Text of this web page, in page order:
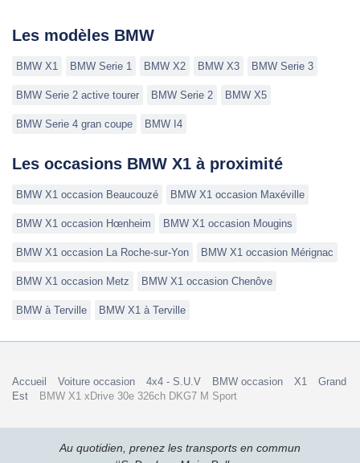
Les modèles BMW
BMW X1 BMW Serie 1 BMW X2 BMW X3 BMW Serie 3
BMW Serie 2 active tourer BMW Serie 2 BMW X5
BMW Serie 4 gran coupe BMW I4
Les occasions BMW X1 à proximité
BMW X1 occasion Beaucouzé BMW X1 occasion Maxéville
BMW X1 occasion Hœnheim BMW X1 occasion Mougins
BMW X1 occasion La Roche-sur-Yon BMW X1 occasion Mérignac
BMW X1 occasion Metz BMW X1 occasion Chenôve
BMW à Terville BMW X1 à Terville
Accueil Voiture occasion 4x4 - S.U.V BMW occasion X1
Grand
Est
BMW X1 xDrive 30e 326ch DKG7 M Sport
Au quotidien, prenez les transports en commun